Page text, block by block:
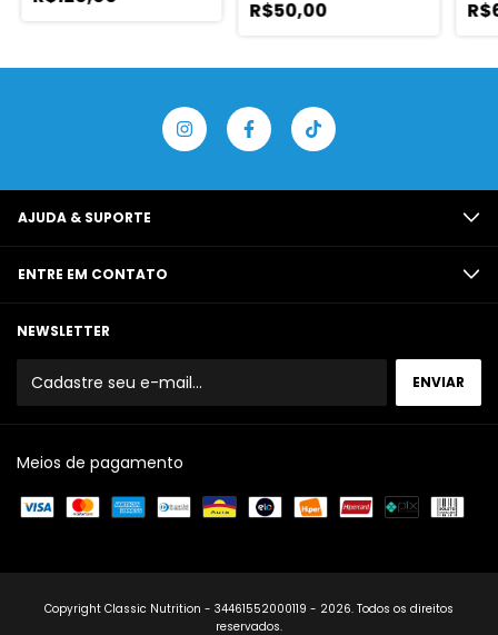
R$50,00
AJUDA & SUPORTE
ENTRE EM CONTATO
NEWSLETTER
Meios de pagamento
Copyright Classic Nutrition - 34461552000119 - 2026. Todos os direitos
reservados.